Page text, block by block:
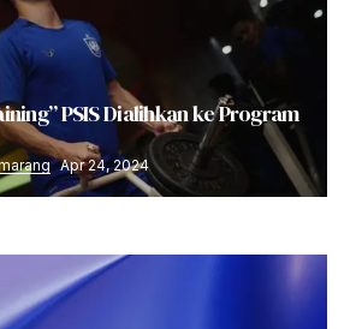
PSIS Dialihkan ke Program
Apr 24, 2024